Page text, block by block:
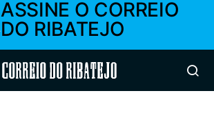
ASSINE O CORREIO
DO RIBATEJO
Correio do Ribatejo